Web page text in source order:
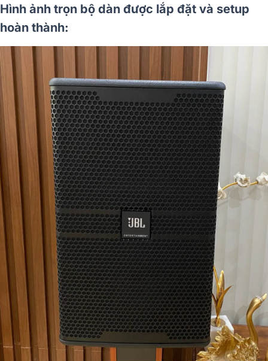
Hình ảnh trọn bộ dàn được lắp đặt và setup
hoàn thành: